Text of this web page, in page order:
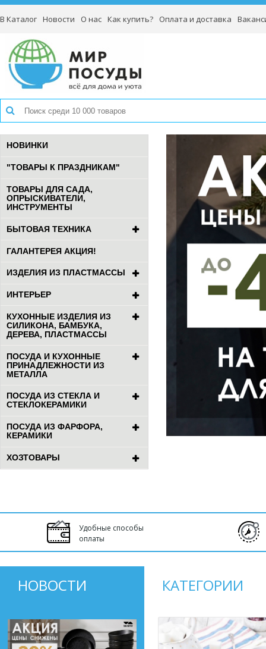
В Каталог Новости О нас Как купить? Оплата и доставка
НОВИНКИ
"ТОВАРЫ К ПРАЗДНИКАМ"
ТОВАРЫ ДЛЯ САДА,
ОПРЫСКИВАТЕЛИ,
ИНСТРУМЕНТЫ
БЫТОВАЯ ТЕХНИКА
ГАЛАНТЕРЕЯ АКЦИЯ!
ИЗДЕЛИЯ ИЗ ПЛАСТМАССЫ
ИНТЕРЬЕР
КУХОННЫЕ ИЗДЕЛИЯ ИЗ
СИЛИКОНА, БАМБУКА,
ДЕРЕВА, ПЛАСТМАССЫ
ПОСУДА И КУХОННЫЕ
ПРИНАДЛЕЖНОСТИ ИЗ
МЕТАЛЛА
ПОСУДА ИЗ СТЕКЛА И
СТЕКЛОКЕРАМИКИ
ПОСУДА ИЗ ФАРФОРА,
КЕРАМИКИ
ХОЗТОВАРЫ
Удобные способы
оплаты
НОВОСТИ КАТЕГОРИИ